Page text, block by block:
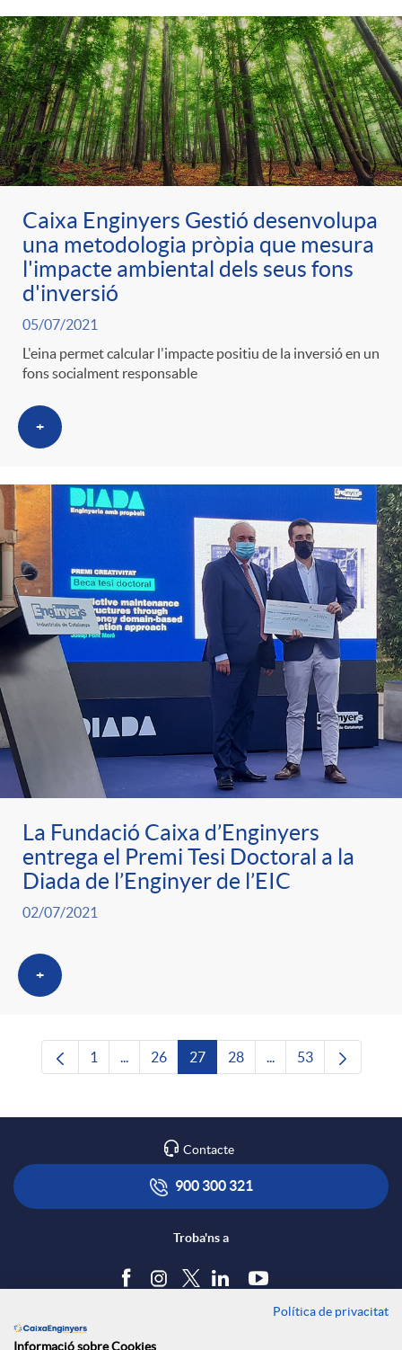
Caixa Enginyers Gestió desenvolupa
una metodologia pròpia que mesura
l'impacte ambiental dels seus fons
d'inversió
05/07/2021
L'eina permet calcular l'impacte positiu de la inversió en un
fons socialment responsable
+
La Fundació Caixa d’Enginyers
entrega el Premi Tesi Doctoral a la
Diada de l’Enginyer de l’EIC
02/07/2021
+
Pàgina
1 ...Pàgines intermèdies Utilitzeu TAB per
Pàgina
26 Pàgina
27 Pàgina
28 ...Pàgines intermèdies
Pàgina
53
Contacte
900 300 321
Troba'ns a
Política de privacitat
Informació sobre Cookies